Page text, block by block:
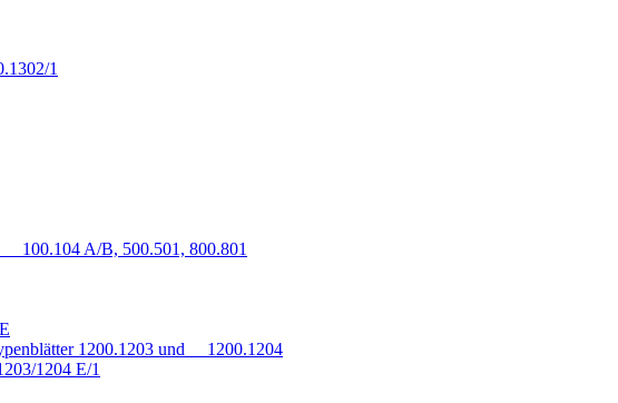
1
A/B, 500.501, 800.801
1200.1203 und 1200.1204
1204 E/1